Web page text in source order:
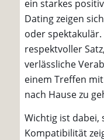
ein starkes
Dating zeigen
oder
respektvoller
verlässliche
einem Treffen
nach Hause zu
Wichtig ist dabei,
Kompatibilität